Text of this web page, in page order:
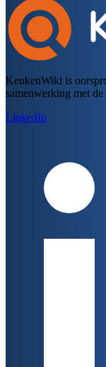
KeukenWiki is
samenwerking met
LinkedIn